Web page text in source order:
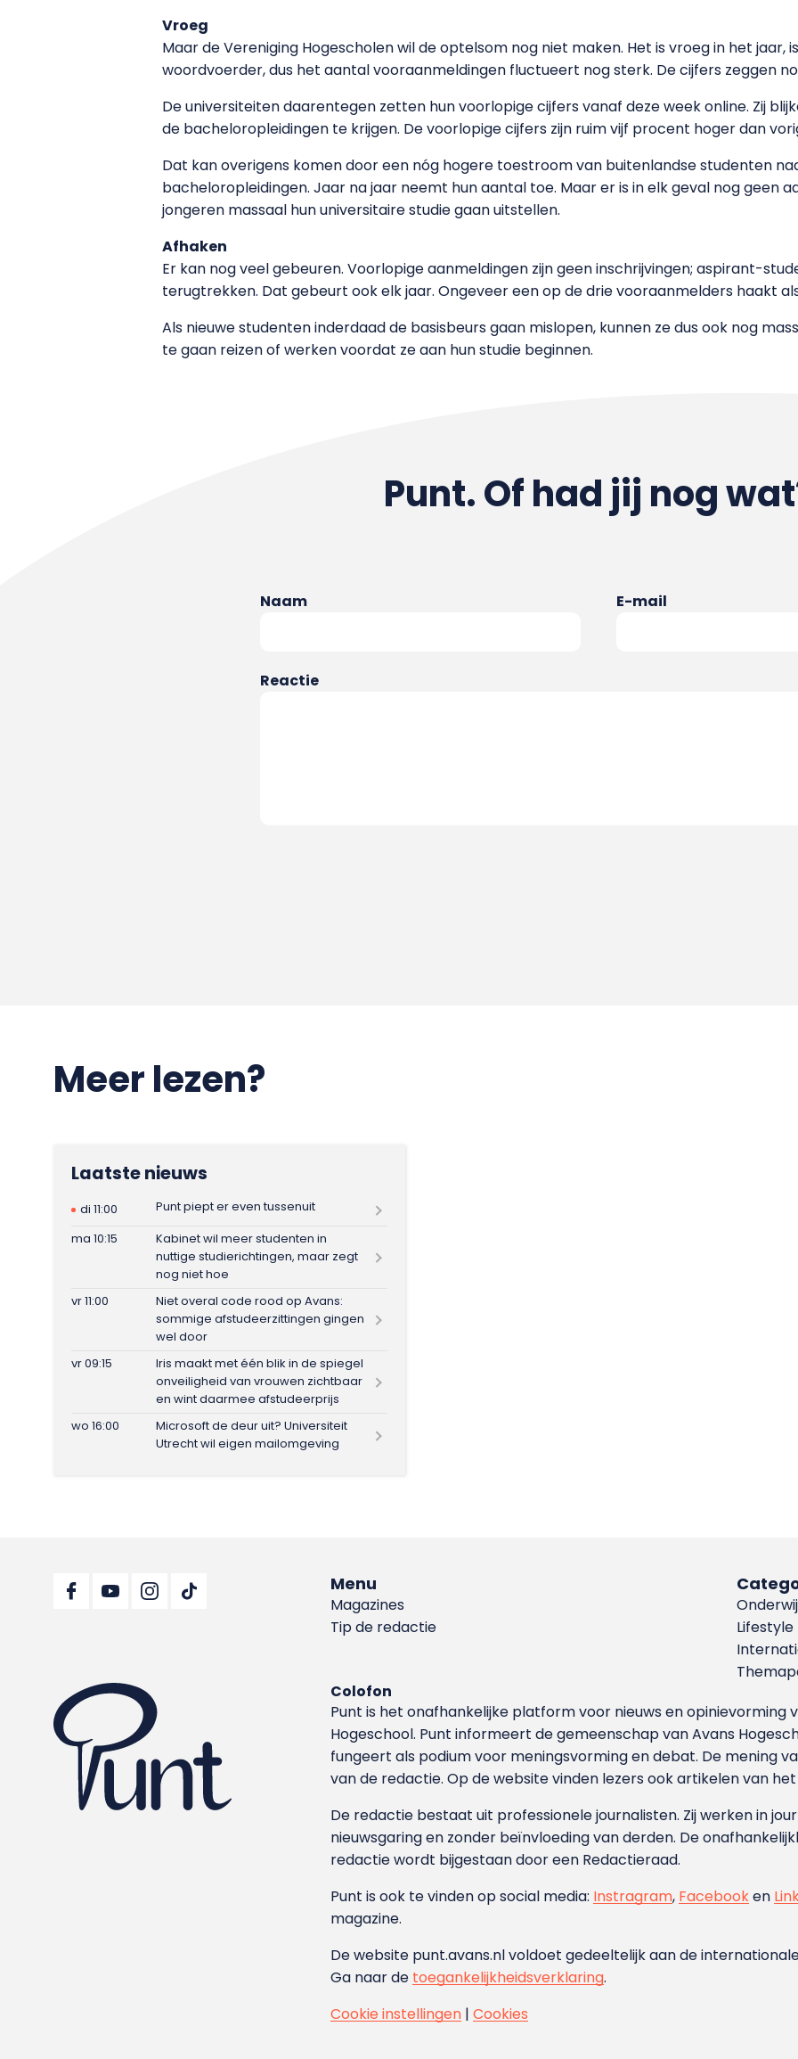
Vroeg
Maar de Vereniging Hogescholen wil de optelsom nog niet maken. Het is vroeg in het jaar,
woordvoerder, dus het aantal vooraanmeldingen fluctueert nog sterk. De cijfers zeggen
De universiteiten daarentegen zetten hun voorlopige cijfers vanaf deze week online. Zij
de bacheloropleidingen te krijgen. De voorlopige cijfers zijn ruim vijf procent hoger dan
Dat kan overigens komen door een nóg hogere toestroom van buitenlandse studenten
bacheloropleidingen. Jaar na jaar neemt hun aantal toe. Maar er is in elk geval nog geen
jongeren massaal hun universitaire studie gaan uitstellen.
Afhaken
Er kan nog veel gebeuren. Voorlopige aanmeldingen zijn geen inschrijvingen; aspirant-
terugtrekken. Dat gebeurt ook elk jaar. Ongeveer een op de drie vooraanmelders haakt
Als nieuwe studenten inderdaad de basisbeurs gaan mislopen, kunnen ze dus ook nog
te gaan reizen of werken voordat ze aan hun studie beginnen.
Punt. Of had jij nog
Naam E-mail
Reactie
Meer lezen?
Laatste nieuws
di 11:00
Punt piept er even tussenuit
ma 10:15
Kabinet wil meer studenten in
nuttige studierichtingen, maar zegt
nog niet hoe
vr 11:00
Niet overal code rood op Avans:
sommige afstudeerzittingen gingen
wel door
vr 09:15
Iris maakt met één blik in de spiegel
onveiligheid van vrouwen zichtbaar
en wint daarmee afstudeerprijs
wo 16:00
Microsoft de deur uit? Universiteit
Utrecht wil eigen mailomgeving
Menu
Magazines
Tip de redactie
Lifestyle
Colofon
Punt is het onafhankelijke platform voor nieuws en
Hoge­school. Punt informeert de gemeenschap van Avans
fungeert als podium voor meningsvorming en debat. De mening
van de redactie. Op de website vinden lezers ook artikelen van
De redactie bestaat uit professionele journalisten. Zij werken in
nieuwsgaring en zonder beïnvloeding van derden. De
redactie wordt bijgestaan door een Redactieraad.
Punt is ook te vinden op social media: Instragram, Facebooken
magazine.
De website punt.avans.nl voldoet gedeeltelijk aan de
Ga naar de toegankelijkheidsverklaring.
Cookie instellingen |Cookies